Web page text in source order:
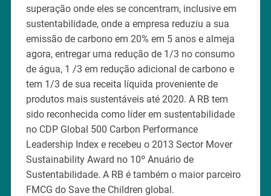
superação onde eles se concentram, inclusive em
sustentabilidade, onde a empresa reduziu a sua
emissão de carbono em 20% em 5 anos e almeja
agora, entregar uma redução de 1/3 no consumo
de água, 1 /3 em redução adicional de carbono e
tem 1/3 de sua receita líquida proveniente de
produtos mais sustentáveis até 2020. A RB tem
sido reconhecida como líder em sustentabilidade
no CDP Global 500 Carbon Performance
Leadership Index e recebeu o 2013 Sector Mover
Sustainability Award no 10º Anuário de
Sustentabilidade. A RB é também o maior parceiro
FMCG do Save the Children global.